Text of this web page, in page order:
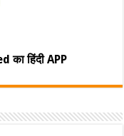
का हिंदी APP